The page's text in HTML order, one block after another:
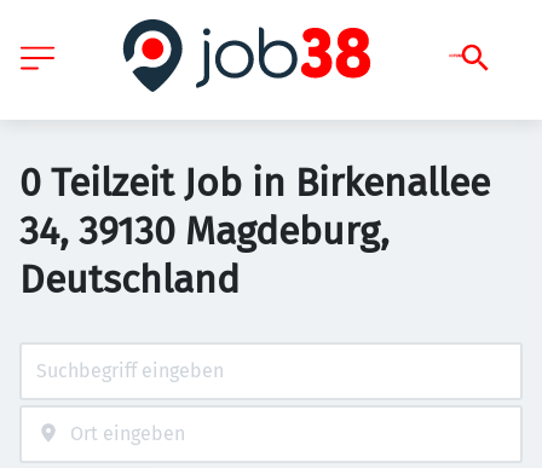
0 Teilzeit Job in Birkenallee
34, 39130 Magdeburg,
Deutschland